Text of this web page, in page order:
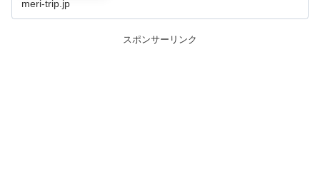
meri-trip.jp
スポンサーリンク